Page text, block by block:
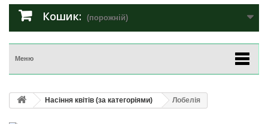
Кошик: (порожній)
Меню
Насіння квітів (за категоріями) Лобелія